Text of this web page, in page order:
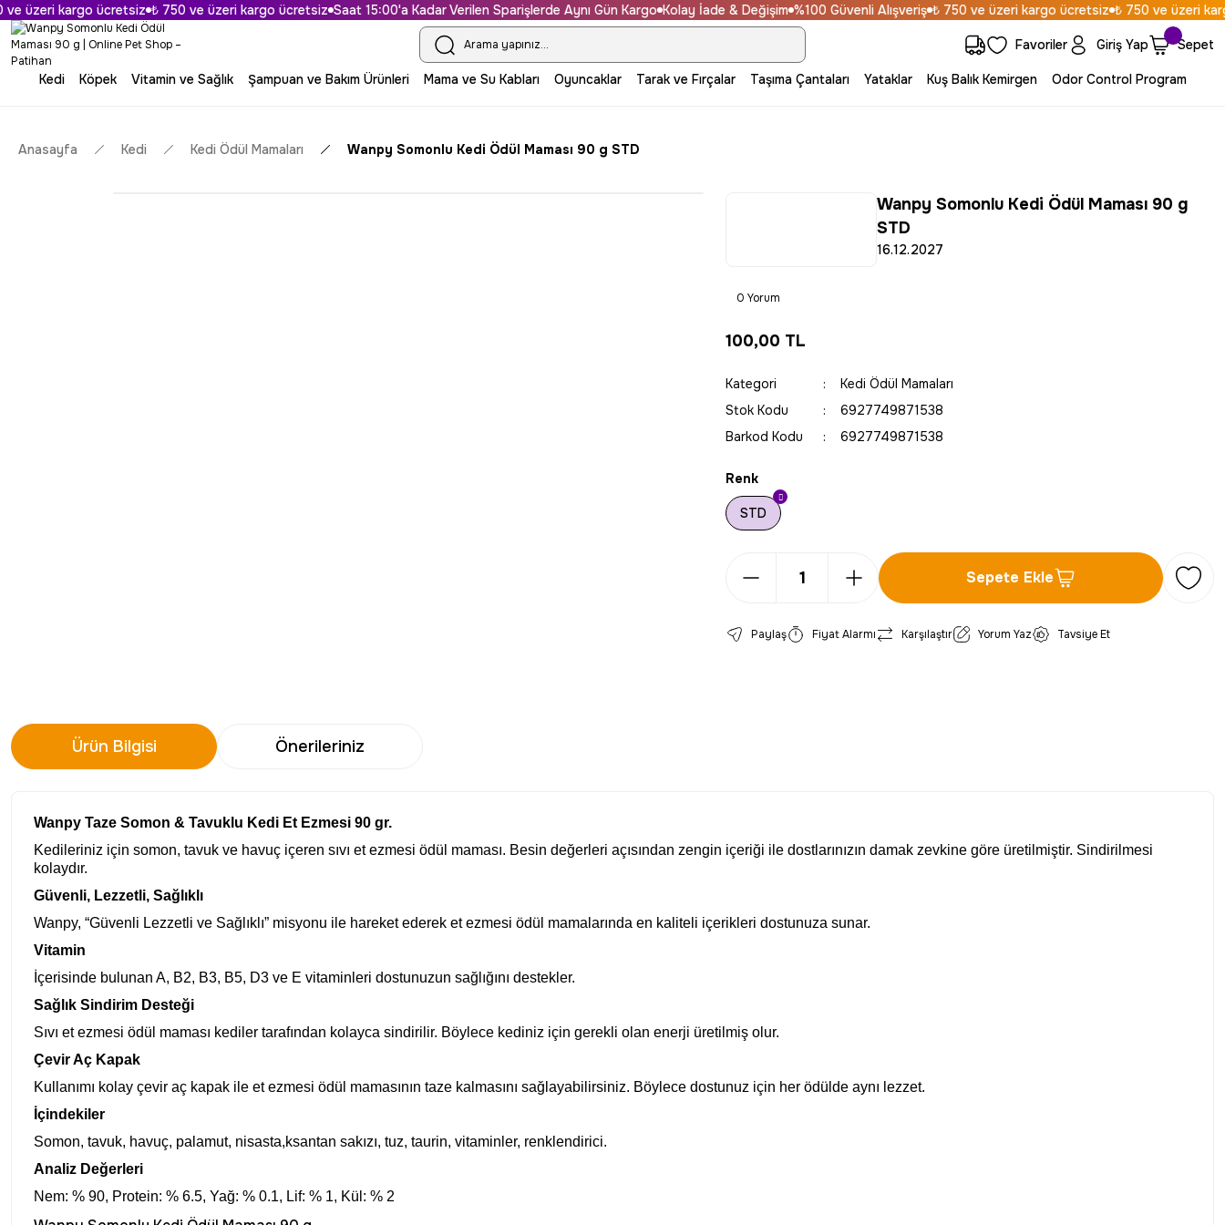
kargo ücretsiz ₺ 750 ve üzeri kargo ücretsiz Saat 15:00'a Kadar Verilen Sparişlerde Aynı Gün Kargo Kolay İade & Değişim %100 Güvenli Alışveriş ₺ 750 ve üzeri kargo ücretsiz ₺ 750 ve üzeri kargo
Favoriler Giriş Yap Sepet
Kedi Köpek Vitamin ve Sağlık Şampuan ve Bakım Ürünleri Mama ve Su Kabları Oyuncaklar Tarak ve Fırçalar Taşıma Çantaları Yataklar Kuş Balık Kemirgen Odor Control Program
Anasayfa Kedi Kedi Ödül Mamaları Wanpy Somonlu Kedi Ödül Maması 90 g STD
Wanpy Somonlu Kedi Ödül Maması 90 g
STD
16.12.2027
0 Yorum
100,00 TL
Kategori
Kedi Ödül Mamaları
Stok Kodu
6927749871538
Barkod Kodu
6927749871538
Renk
STD
Sepete Ekle
Paylaş Fiyat Alarmı Karşılaştır Yorum Yaz Tavsiye Et
Ürün Bilgisi Önerileriniz
Wanpy Taze Somon & Tavuklu Kedi Et Ezmesi 90 gr.
Kedileriniz için somon, tavuk ve havuç içeren sıvı et ezmesi ödül maması. Besin değerleri açısından zengin içeriği ile dostlarınızın damak zevkine göre üretilmiştir. Sindirilmesi
kolaydır.
Güvenli, Lezzetli, Sağlıklı
Wanpy, “Güvenli Lezzetli ve Sağlıklı” misyonu ile hareket ederek et ezmesi ödül mamalarında en kaliteli içerikleri dostunuza sunar.
Vitamin
İçerisinde bulunan A, B2, B3, B5, D3 ve E vitaminleri dostunuzun sağlığını destekler.
Sağlık Sindirim Desteği
Sıvı et ezmesi ödül maması kediler tarafından kolayca sindirilir. Böylece kediniz için gerekli olan enerji üretilmiş olur.
Çevir Aç Kapak
Kullanımı kolay çevir aç kapak ile et ezmesi ödül mamasının taze kalmasını sağlayabilirsiniz. Böylece dostunuz için her ödülde aynı lezzet.
İçindekiler
Somon, tavuk, havuç, palamut, nisasta,ksantan sakızı, tuz, taurin, vitaminler, renklendirici.
Analiz Değerleri
Nem: % 90, Protein: % 6.5, Yağ: % 0.1, Lif: % 1, Kül: % 2